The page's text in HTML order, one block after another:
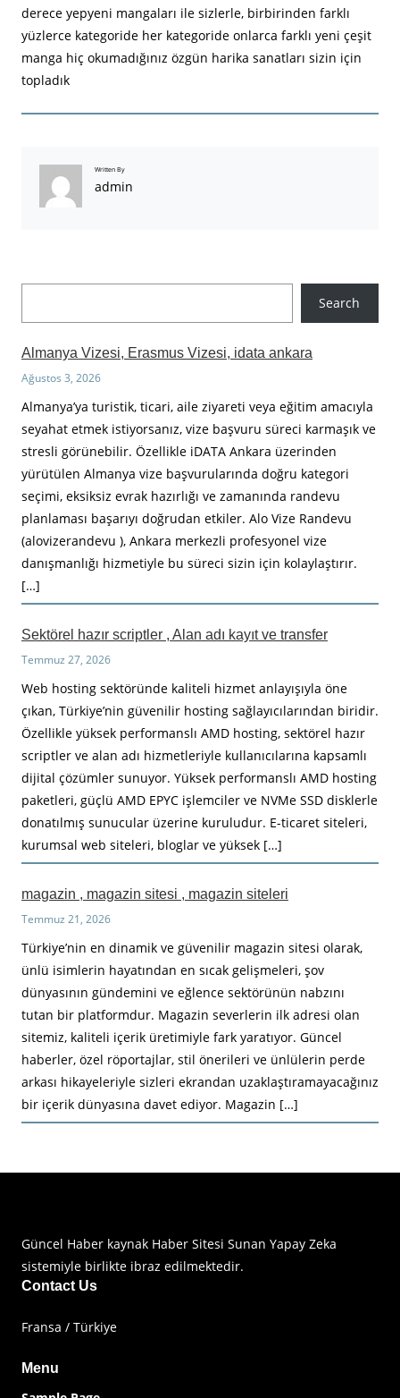
derece yepyeni mangaları ile sizlerle, birbirinden farklı
yüzlerce kategoride her kategoride onlarca farklı yeni çeşit
manga hiç okumadığınız özgün harika sanatları sizin için
topladık
Written By
admin
Search
Almanya Vizesi, Erasmus Vizesi, idata ankara
Ağustos 3, 2026
Almanya’ya turistik, ticari, aile ziyareti veya eğitim amacıyla
seyahat etmek istiyorsanız, vize başvuru süreci karmaşık ve
stresli görünebilir. Özellikle iDATA Ankara üzerinden
yürütülen Almanya vize başvurularında doğru kategori
seçimi, eksiksiz evrak hazırlığı ve zamanında randevu
planlaması başarıyı doğrudan etkiler. Alo Vize Randevu
(alovizerandevu ), Ankara merkezli profesyonel vize
danışmanlığı hizmetiyle bu süreci sizin için kolaylaştırır.
[…]
Sektörel hazır scriptler , Alan adı kayıt ve transfer
Temmuz 27, 2026
Web hosting sektöründe kaliteli hizmet anlayışıyla öne
çıkan, Türkiye’nin güvenilir hosting sağlayıcılarından biridir.
Özellikle yüksek performanslı AMD hosting, sektörel hazır
scriptler ve alan adı hizmetleriyle kullanıcılarına kapsamlı
dijital çözümler sunuyor. Yüksek performanslı AMD hosting
paketleri, güçlü AMD EPYC işlemciler ve NVMe SSD disklerle
donatılmış sunucular üzerine kuruludur. E-ticaret siteleri,
kurumsal web siteleri, bloglar ve yüksek […]
magazin , magazin sitesi , magazin siteleri
Temmuz 21, 2026
Türkiye’nin en dinamik ve güvenilir magazin sitesi olarak,
ünlü isimlerin hayatından en sıcak gelişmeleri, şov
dünyasının gündemini ve eğlence sektörünün nabzını
tutan bir platformdur. Magazin severlerin ilk adresi olan
sitemiz, kaliteli içerik üretimiyle fark yaratıyor. Güncel
haberler, özel röportajlar, stil önerileri ve ünlülerin perde
arkası hikayeleriyle sizleri ekrandan uzaklaştıramayacağınız
bir içerik dünyasına davet ediyor. Magazin […]
Güncel Haber kaynak Haber Sitesi Sunan Yapay Zeka
sistemiyle birlikte ibraz edilmektedir.
Contact Us
Fransa / Türkiye
Menu